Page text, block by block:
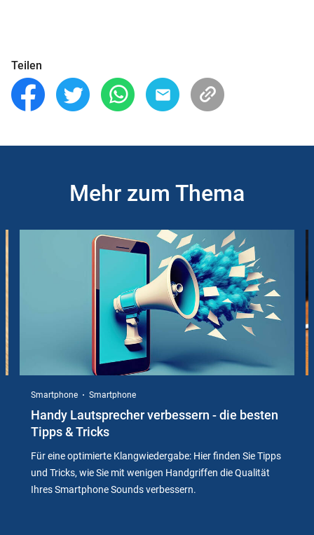
Teilen
Mehr zum Thema
Smartphone Smartphone
Handy Lautsprecher verbessern - die besten
Tipps & Tricks
Für eine optimierte Klangwiedergabe: Hier finden Sie Tipps
und Tricks, wie Sie mit wenigen Handgriffen die Qualität
Ihres Smartphone Sounds verbessern.